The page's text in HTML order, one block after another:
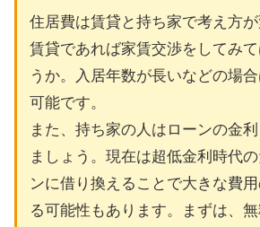
住居費は賃貸と持ち家で考え方が
賃貸であれば家賃交渉をしてみ
うか。入居年数が長いなどの場
可能です。
また、持ち家の人はローンの金
ましょう。現在は超低金利時代
ンに借り換えることで大きな費
る可能性もあります。まずは、